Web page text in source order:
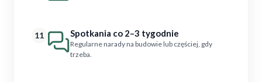
11 Spotkania co 2–3 tygodnie
Regularne narady na budowie lub częściej, gdy
trzeba.